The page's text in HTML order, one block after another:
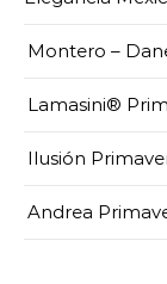
Montero –
Lamasini®
Ilusión
Andrea